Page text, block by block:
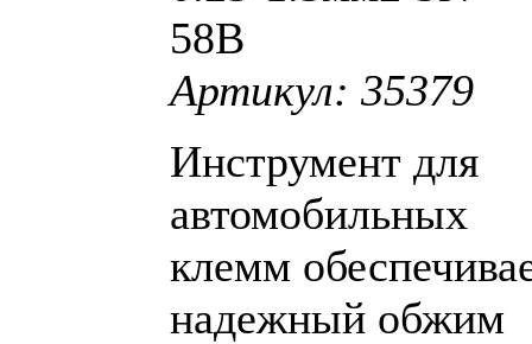
58B
Артикул: 35379
Инструмент для
автомобильных
клемм
надежный обжим